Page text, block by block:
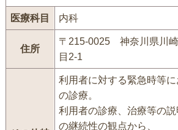
医療科目 内科
住所
〒215-0025 神奈川県川
目2-1
利用者に対する緊急時等
の診療。
利用者の診療、治療等の
の継続性の観点から、